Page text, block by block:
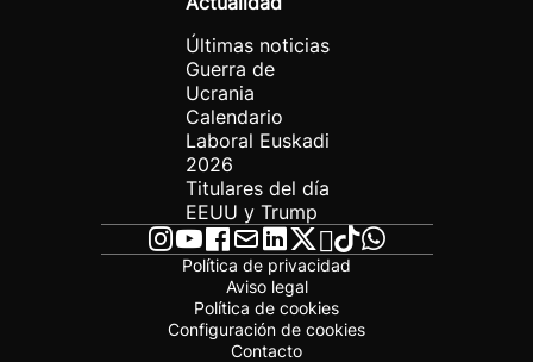
Últimas noticias
Guerra de
Ucrania
Calendario
Laboral Euskadi
2026
Titulares del día
EEUU y Trump
Política de privacidad
Aviso legal
Política de cookies
Configuración de cookies
Contacto